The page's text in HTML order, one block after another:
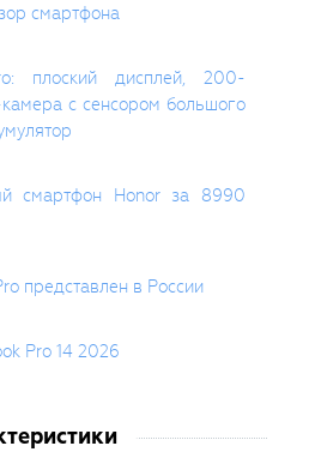
смартфона
плоский дисплей, 200-
с сенсором большого
смартфон Honor за 8990
представлен в России
Pro 14 2026